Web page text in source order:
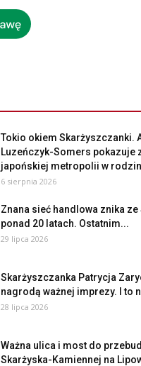
Tokio okiem Skarżyszczanki.
Luzeńczyk-Somers pokazuje
japońskiej metropolii w
6 sierpnia 2026
Znana sieć handlowa znika ze
ponad 20 latach. Ostatnim...
29 lipca 2026
Skarżyszczanka Patrycja
nagrodą ważnej imprezy. I to
28 lipca 2026
Ważna ulica i most do
Skarżyska-Kamiennej na